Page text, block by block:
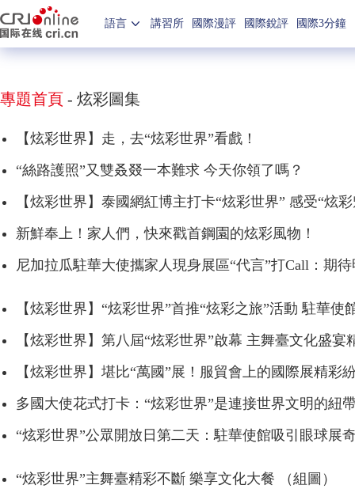
語言 講習所 國際漫評 國際銳評 國際3分鐘
專題首頁 - 炫彩圖集
【炫彩世界】走，去“炫彩世界”看戲！
“絲路護照”又雙叒叕一本難求 今天你領了嗎？
【炫彩世界】泰國網紅博主打卡“炫彩世界” 感受“炫
新鮮奉上！家人們，快來戳首鋼園的炫彩風物！
尼加拉瓜駐華大使攜家人現身展區“代言”打Call：期
【炫彩世界】“炫彩世界”首推“炫彩之旅”活動 駐華使
【炫彩世界】第八屆“炫彩世界”啟幕 主舞臺文化盛宴
【炫彩世界】堪比“萬國”展！服貿會上的國際展精彩
多國大使花式打卡：“炫彩世界”是連接世界文明的紐
“炫彩世界”公眾開放日第二天：駐華使館吸引眼球展
“炫彩世界”主舞臺精彩不斷 樂享文化大餐 （組圖）